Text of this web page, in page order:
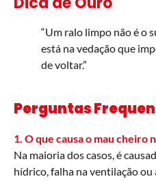
“Um ralo limpo não é o
está na vedação que
de voltar.”
Perguntas
1. O que causa o mau cheiro
Na maioria dos casos, é
hídrico, falha na ventilação